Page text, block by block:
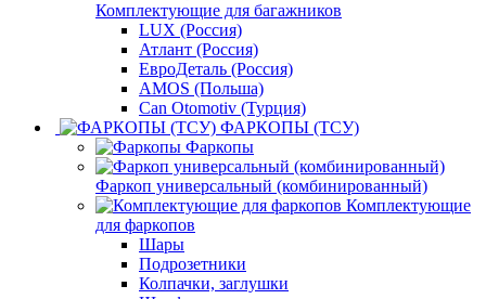
Комплектующие для багажников
LUX (Россия)
Атлант (Россия)
ЕвроДеталь (Россия)
AMOS (Польша)
Can Otomotiv (Турция)
ФАРКОПЫ (ТСУ)
Фаркопы
Фаркоп универсальный (комбинированный)
Комплектующие
для фаркопов
Шары
Подрозетники
Колпачки, заглушки